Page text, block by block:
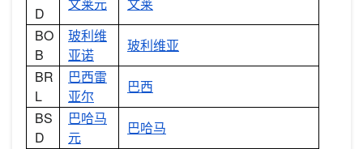
D
文莱元
文莱
BO
B
玻利维
亚诺
玻利维亚
BR
L
巴西雷
亚尔
巴西
BS
D
巴哈马
元
巴哈马